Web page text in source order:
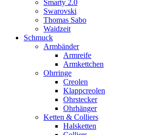
Smarty 2.0
Swarovski
Thomas Sabo
Waidzeit
Schmuck
Armbänder
Armreife
Armkettchen
Ohrringe
Creolen
Klappcreolen
Ohrstecker
Ohrhänger
Ketten & Colliers
Halsketten